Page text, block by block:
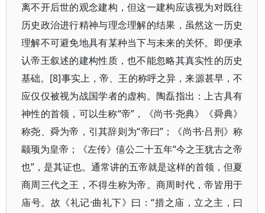
离不开后世的观念建构，但这一建构应该视为对既往
历史政治进行精神与理念理解的结果，虽然这一历史
理解不可避免地具有某种当下与未来的关怀。即便承
认帝王叙述的建构性质，也不能忽略其真实性的历史
基础。[8]事实上，帝、王的称呼之异，来源甚早，不
应仅仅被视为战国学者的虚构。陶磊指出：上古具有
神性的首领，可以生称“帝”，《尚书·尧典》《舜典》
称尧、舜为帝，引其辞则为“帝曰”；《尚书·吕刑》称
颛顼为皇帝；《左传》僖公二十五年“今之王犹古之帝
也”，是其证也。通常讲的五帝就是这样的首领，但夏
商周三代之王，不得生称为帝。商周时代，帝皆用于
庙号。故《礼记·曲礼下》曰：“措之庙，立之主，曰